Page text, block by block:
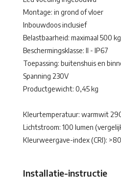
Montage: in grond of vloer
Inbouwdoos inclusief
Belastbaarheid: maximaal 500 kg
Beschermingsklasse: II - IP67
Toepassing: buitenshuis en
Spanning 230V
Productgewicht: 0,45 kg
Kleurtemperatuur: warmwit
Lichtstroom: 100 lumen
Kleurweergave-index (CRI): >80
Installatie-instructie